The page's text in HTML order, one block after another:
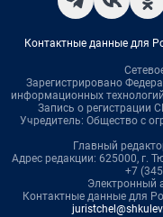
Контактные данные для
Зарегистрировано
информационных
Запись о регистрации
Учредитель: Общество с
Главный
Адрес редакции: 625000, г.
+7
Электронный
Контактные данные для